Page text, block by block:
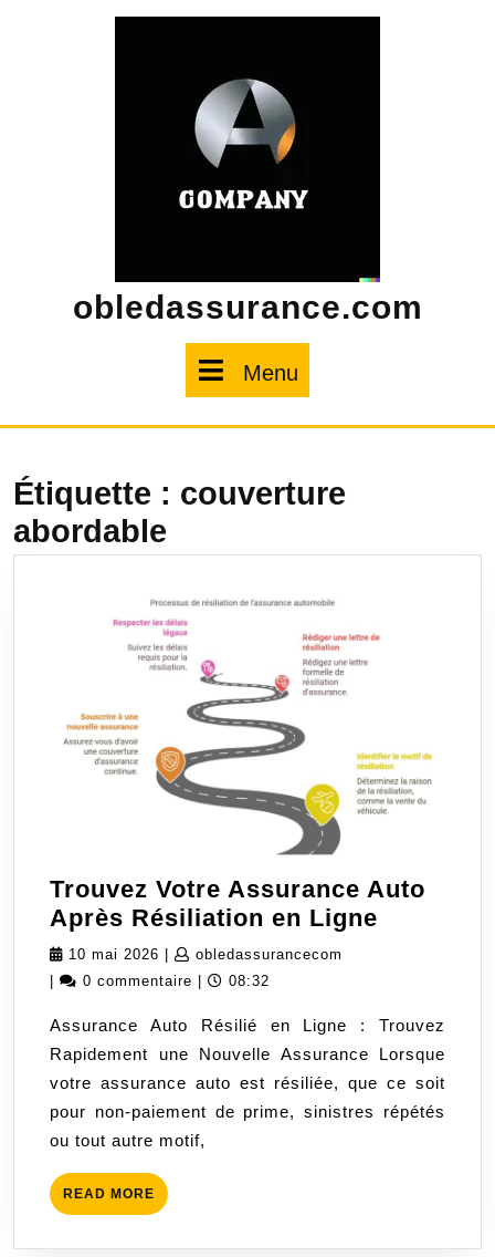
obledassurance.com
Menu
Étiquette : couverture
abordable
Trouvez Votre Assurance Auto
Après Résiliation en Ligne
Après
en
Ligne
10 mai 2026 10
mai
| obledassurancecom
|
0 commentaire | 08:32
Assurance Auto Résilié en Ligne : Trouvez
Rapidement une Nouvelle Assurance Lorsque
votre assurance auto est résiliée, que ce soit
pour non-paiement de prime, sinistres répétés
ou tout autre motif,
READ MORE READ
MORE